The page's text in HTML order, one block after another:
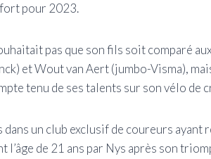
pour 2023.
pas que son fils soit comparé
et Wout van Aert (jumbo-Visma),
tenu de ses talents sur son vélo de
un club exclusif de coureurs ayant
l’âge de 21 ans par Nys après son